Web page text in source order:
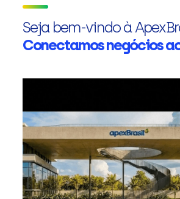
Seja bem-vindo à
Conectamos negócios